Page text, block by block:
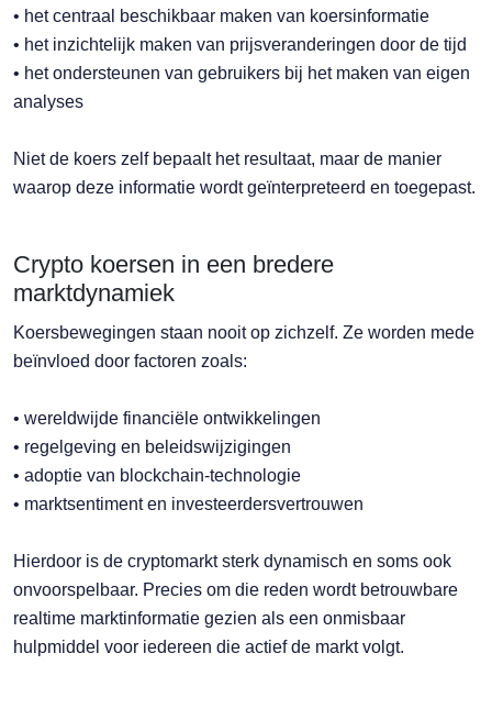
• het centraal beschikbaar maken van koersinformatie
• het inzichtelijk maken van prijsveranderingen door de tijd
• het ondersteunen van gebruikers bij het maken van eigen
analyses
Niet de koers zelf bepaalt het resultaat, maar de manier
waarop deze informatie wordt geïnterpreteerd en toegepast.
Crypto koersen in een bredere
marktdynamiek
Koersbewegingen staan nooit op zichzelf. Ze worden mede
beïnvloed door factoren zoals:
• wereldwijde financiële ontwikkelingen
• regelgeving en beleidswijzigingen
• adoptie van blockchain-technologie
• marktsentiment en investeerdersvertrouwen
Hierdoor is de cryptomarkt sterk dynamisch en soms ook
onvoorspelbaar. Precies om die reden wordt betrouwbare
realtime marktinformatie gezien als een onmisbaar
hulpmiddel voor iedereen die actief de markt volgt.